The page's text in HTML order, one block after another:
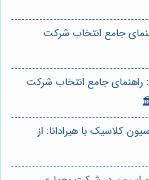
جامع انتخاب شرکت
جامع انتخاب شرکت
کلاسیک با هیرادانا: از